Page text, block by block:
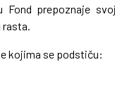
prepoznaje
kojima se podstiču: